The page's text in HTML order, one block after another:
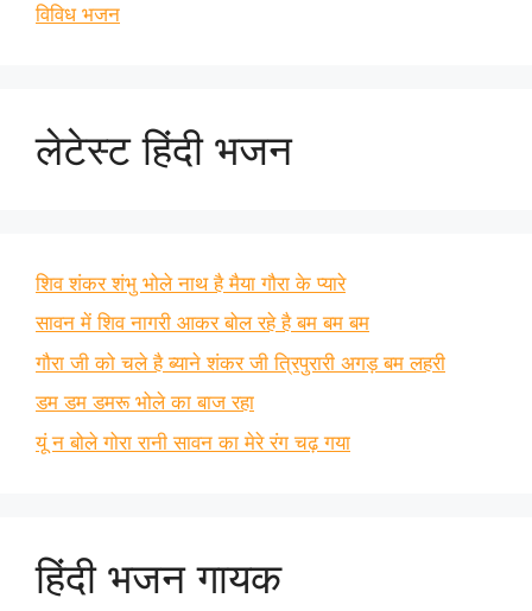
विविध भजन
लेटेस्ट हिंदी भजन
शिव शंकर शंभु भोले नाथ है मैया गौरा के प्यारे
सावन में शिव नागरी आकर बोल रहे है बम बम बम
गौरा जी को चले है ब्याने शंकर जी त्रिपुरारी अगड़ बम लहरी
डम डम डमरू भोले का बाज रहा
यूं न बोले गोरा रानी सावन का मेरे रंग चढ़ गया
हिंदी भजन गायक